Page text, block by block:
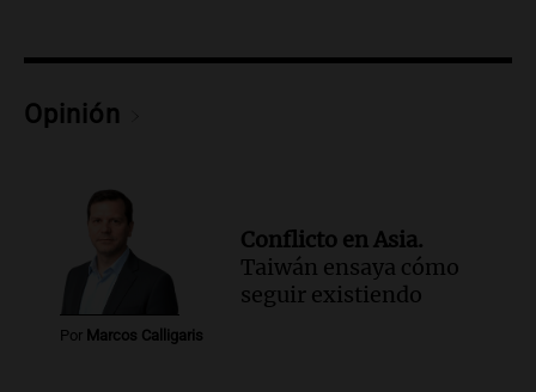
economía mejorará el próximo año
Episodios
ley de propiedad privada
Informados al regreso
Episodios
Audio.
Debate en el Senado y protesta
en Rosario contra la ley de Propiedad
Privada.
Opinión
Por Marcos Calligaris
Conflicto en Asia.
Taiwán ensaya cómo
seguir existiendo